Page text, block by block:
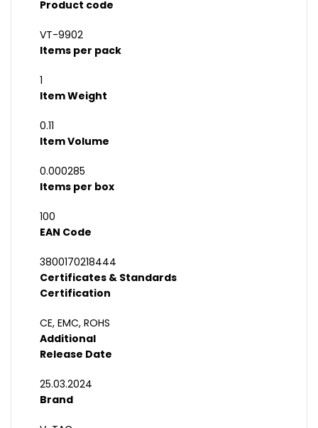
Product code
VT-9902
Items per pack
1
Item Weight
0.11
Item Volume
0.000285
Items per box
100
EAN Code
3800170218444
Certificates & Standards
Certification
CE, EMC, ROHS
Additional
Release Date
25.03.2024
Brand